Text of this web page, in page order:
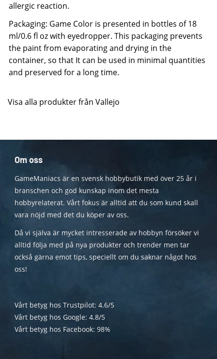
allergic reaction.
Packaging: Game Color is presented in bottles of 18
ml/0.6 fl oz with eyedropper. This packaging prevents
the paint from evaporating and drying in the
container, so that It can be used in minimal quantities
and preserved for a long time.
Visa alla produkter från Vallejo
Om oss
GameManiacs är en svensk hobbybutik med över 25 år i
branschen och god kunskap inom det mesta
hobbyrelaterat. Vårt fokus är alltid att du som kund skall
vara nöjd med det du köper av oss.
Då vi själva är mycket intresserade av hobbyn försöker vi
alltid följa med på nya produkter och trender men tar
också gärna emot tips, speciellt om du saknar något hos
oss!
Vårt betyg hos Trustpilot: 4.6/5
Vårt betyg hos Google: 4.8/5
Vårt betyg hos Facebook: 98%